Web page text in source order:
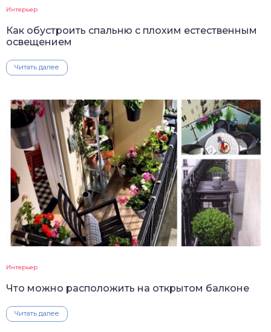
Интерьер
Как обустроить спальню с плохим естественным
освещением
Читать далее
Интерьер
Что можно расположить на открытом балконе
Читать далее